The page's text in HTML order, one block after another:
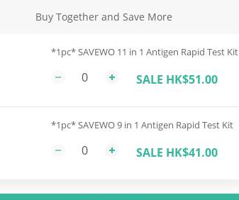
Buy Together and Save More
*1pc* SAVEWO 11 in 1 Antigen Rapid Test Kit
SALE HK$51.00
*1pc* SAVEWO 9 in 1 Antigen Rapid Test Kit
SALE HK$41.00